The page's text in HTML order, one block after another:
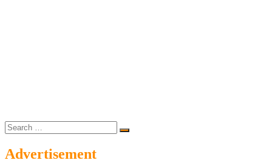
Search
…
Advertisement